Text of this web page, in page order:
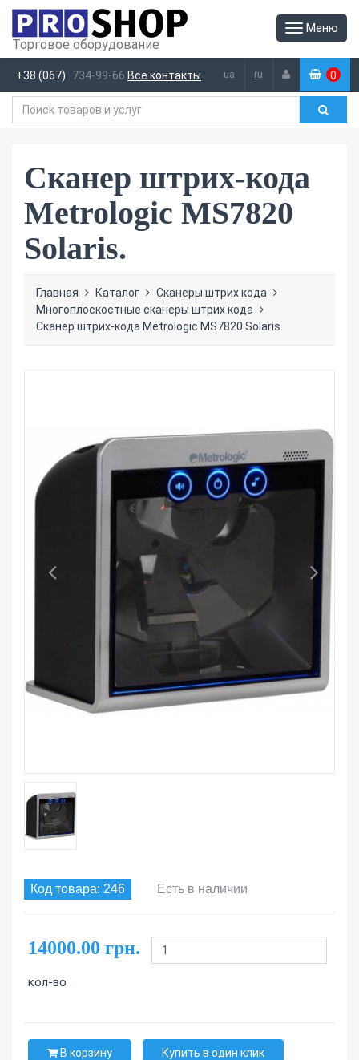
Меню
Торговое оборудование
+38 (067) 734-99-66 Все контакты ua ru (0 )
Сканер штрих-кода
Metrologic MS7820
Solaris.
Главная Каталог
Сканеры штрих кода
Многоплоскостные сканеры штрих кода
Сканер штрих-кода Metrologic MS7820 Solaris.
Код товара: 246 Есть в наличии
14000.00 грн.
кол-во
В корзину Купить в один клик